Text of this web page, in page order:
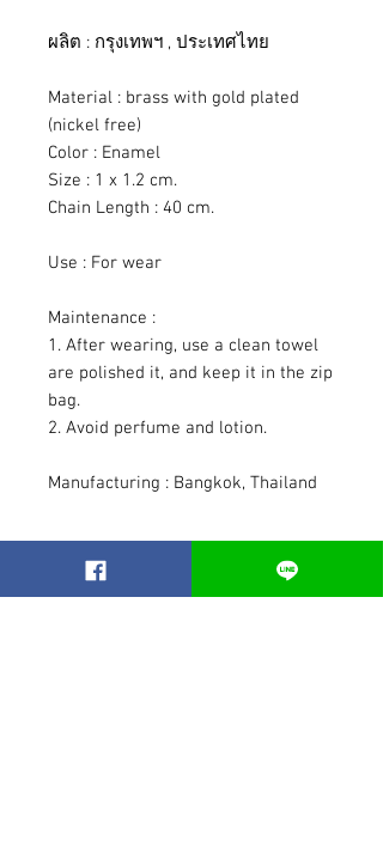
ผลิต : กรุงเทพฯ , ประเทศไทย
Material : brass with gold plated
(nickel free)
Color : Enamel
Size : 1 x 1.2 cm.
Chain Length : 40 cm.
Use : For wear
Maintenance :
1. After wearing, use a clean towel
are polished it, and keep it in the zip
bag.
2. Avoid perfume and lotion.
Manufacturing : Bangkok, Thailand